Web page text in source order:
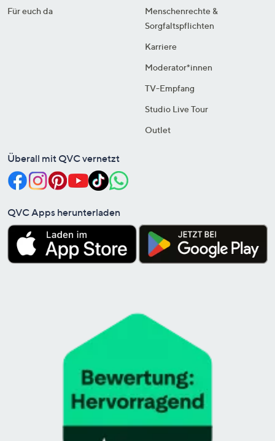
Für euch da
Menschenrechte &
Sorgfaltspflichten
Karriere
Moderator*innen
TV-Empfang
Studio Live Tour
Outlet
Überall mit QVC vernetzt
QVC Apps herunterladen